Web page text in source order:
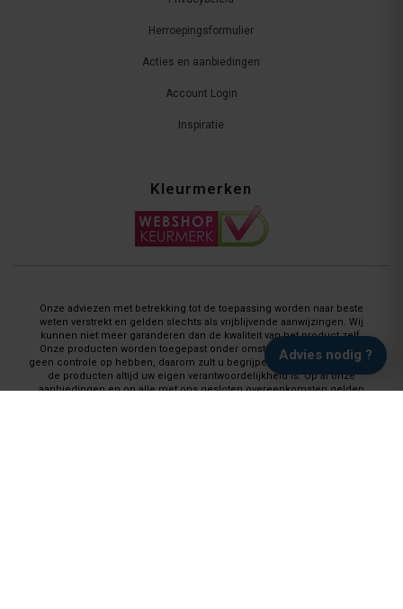
Advies nodig ?
Herroepingsformulier
Acties en aanbiedingen
Account Login
Inspiratie
Kleurmerken
Onze adviezen met betrekking tot de toepassing worden naar beste
weten verstrekt en gelden slechts als vrijblijvende aanwijzingen. Wij
kunnen niet meer garanderen dan de kwaliteit van het product zelf.
Onze producten worden toegepast onder omstandigheden waar wij
geen controle op hebben, daarom zult u begrijpen dat de applicatie van
de producten altijd uw eigen verantwoordelijkheid is. Op al onze
aanbiedingen en op alle met ons gesloten overeenkomsten gelden